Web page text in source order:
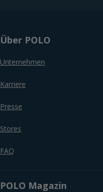
Über POLO
Unternehmen
Karriere
Presse
Stores
FAQ
POLO Magazin